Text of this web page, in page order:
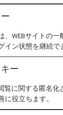
11日（月）
通りです。
、WEBサイトの
イン状態を継続で
ー
覧に関する匿名
に役立ちます。